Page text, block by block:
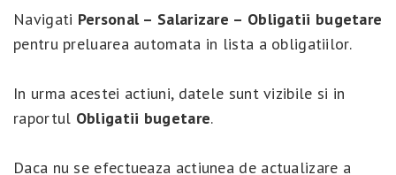
Navigati Personal – Salarizare – Obligatii bugetare
pentru preluarea automata in lista a obligatiilor.
In urma acestei actiuni, datele sunt vizibile si in
raportul Obligatii bugetare.
Daca nu se efectueaza actiunea de actualizare a